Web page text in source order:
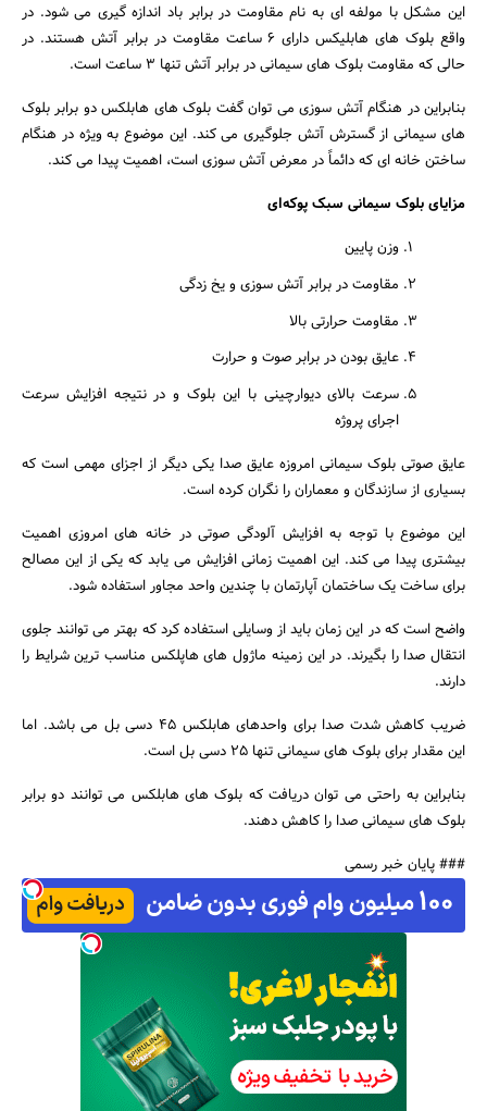
این مشکل با مولفه ای به نام مقاومت در برابر باد اندازه گیری می شود. در
واقع بلوک های هابلیکس دارای 6 ساعت مقاومت در برابر آتش هستند. در
حالی که مقاومت بلوک های سیمانی در برابر آتش تنها 3 ساعت است.
بنابراین در هنگام آتش سوزی می توان گفت بلوک های هابلکس دو برابر بلوک
های سیمانی از گسترش آتش جلوگیری می کند. این موضوع به ویژه در هنگام
ساختن خانه ای که دائماً در معرض آتش سوزی است، اهمیت پیدا می کند.
مزایای بلوک سیمانی سبک پوکه‌ای
وزن پایین
مقاومت در برابر آتش سوزی و یخ زدگی
مقاومت حرارتی بالا
عایق بودن در برابر صوت و حرارت
سرعت بالای دیوارچینی با این بلوک و در نتیجه افزایش سرعت
اجرای پروژه
عایق صوتی بلوک سیمانی امروزه عایق صدا یکی دیگر از اجزای مهمی است که
بسیاری از سازندگان و معماران را نگران کرده است.
این موضوع با توجه به افزایش آلودگی صوتی در خانه های امروزی اهمیت
بیشتری پیدا می کند. این اهمیت زمانی افزایش می یابد که یکی از این مصالح
برای ساخت یک ساختمان آپارتمان با چندین واحد مجاور استفاده شود.
واضح است که در این زمان باید از وسایلی استفاده کرد که بهتر می توانند جلوی
انتقال صدا را بگیرند. در این زمینه ماژول های هاپلکس مناسب ترین شرایط را
دارند.
ضریب کاهش شدت صدا برای واحدهای هابلکس 45 دسی بل می باشد. اما
این مقدار برای بلوک های سیمانی تنها 25 دسی بل است.
بنابراین به راحتی می توان دریافت که بلوک های هابلکس می توانند دو برابر
بلوک های سیمانی صدا را کاهش دهند.
### پایان خبر رسمی